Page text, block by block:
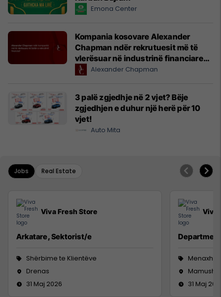
Emona Center
Kompania kosovare Alexander
Chapman ndër rekrutuesit më të
vlerësuar në industrinë financiare
globaleAlexander Chapman
3 palë zgjedhje në 2 vjet? Bëje
zgjedhjen e duhur një herë për 10
vjet!
Auto Mita
Jobs Real Estate
Viva Fresh Store
Arkatare, Sektorist/e
Shërbime te Klientëve
Drenas
31 Maj 2026
Viva
Mamushë
31 Maj